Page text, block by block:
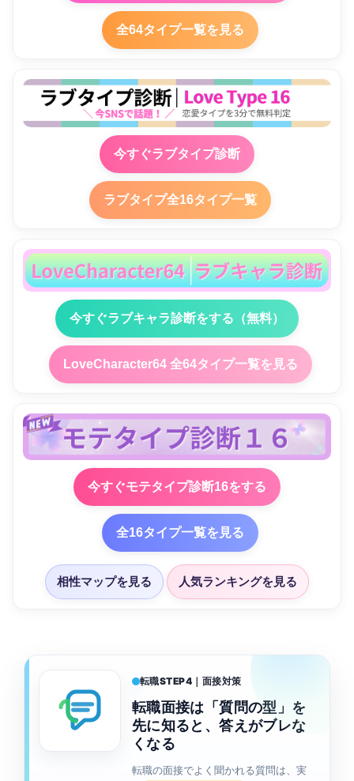
全64タイプ一覧を見る
今すぐラブタイプ診断
ラブタイプ全16タイプ一覧
今すぐラブキャラ診断をする（無料）
LoveCharacter64 全64タイプ一覧を見る
今すぐモテタイプ診断16をする
全16タイプ一覧を見る
相性マップを見る 人気ランキングを見る
転職STEP4｜面接対策
転職面接は「質問の型」を
先に知ると、答えがブレな
くなる
転職の面接でよく聞かれる質問は、実